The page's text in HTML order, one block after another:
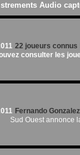
Audio
22 joueurs connus
consulter les
Fernando
Sud Ouest annonce